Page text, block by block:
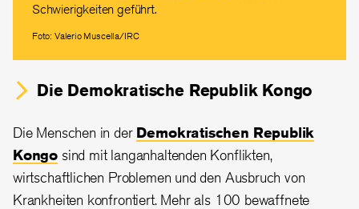
Schwierigkeiten geführt.
Foto: Valerio Muscella/IRC
Die Demokratische Republik Kongo
Die Menschen in der Demokratischen Republik
Kongo sind mit langanhaltenden Konflikten,
wirtschaftlichen Problemen und den Ausbruch von
Krankheiten konfrontiert. Mehr als 100 bewaffnete